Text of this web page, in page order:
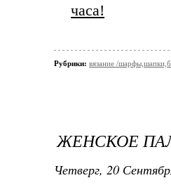
часа!
Рубрики: вязание /
ЖЕНСКОЕ
Четверг, 20